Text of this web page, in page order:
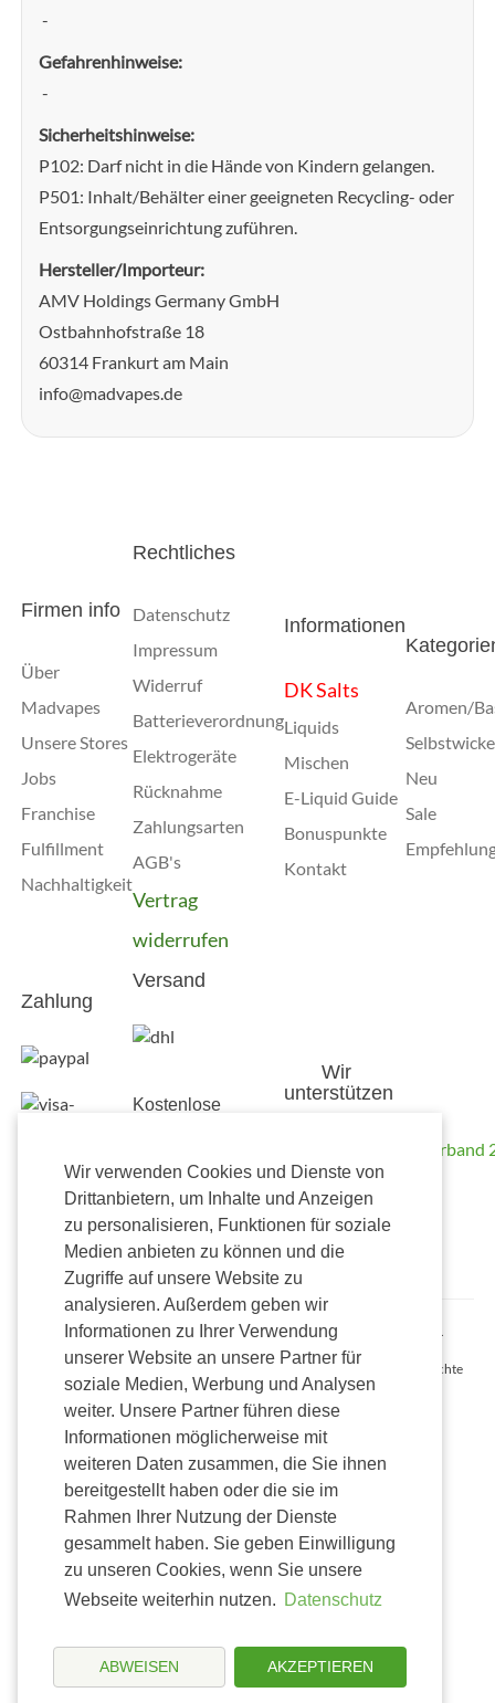
Wir verwenden Cookies und Dienste von
Drittanbietern, um Inhalte und Anzeigen
zu personalisieren, Funktionen für soziale
Medien anbieten zu können und die
Zugriffe auf unsere Website zu
analysieren. Außerdem geben wir
Informationen zu Ihrer Verwendung
unserer Website an unsere Partner für
soziale Medien, Werbung und Analysen
weiter. Unsere Partner führen diese
Informationen möglicherweise mit
weiteren Daten zusammen, die Sie ihnen
bereitgestellt haben oder die sie im
Rahmen Ihrer Nutzung der Dienste
gesammelt haben. Sie geben Einwilligung
zu unseren Cookies, wenn Sie unsere
Webseite weiterhin nutzen. Datenschutz
ABWEISEN AKZEPTIEREN
-
Gefahrenhinweise:
-
Sicherheitshinweise:
P102: Darf nicht in die Hände von Kindern gelangen.
P501: Inhalt/Behälter einer geeigneten Recycling- oder
Entsorgungseinrichtung zuführen.
Hersteller/Importeur:
AMV Holdings Germany GmbH
Ostbahnhofstraße 18
60314 Frankurt am Main
info@madvapes.de
Firmen info
Über
Madvapes
Unsere Stores
Jobs
Franchise
Fulfillment
Nachhaltigkeit
Rechtliches
Datenschutz
Impressum
Widerruf
Batterieverordnung
Elektrogeräte
Rücknahme
Zahlungsarten
AGB's
Vertrag
widerrufen
Informationen
DK Salts
Liquids
Mischen
E-Liquid Guide
Bonuspunkte
Kontakt
Aromen/
Neu
Sale
Zahlung
Versand
Kostenlose
Versendung nur
innerhalb
Deutschlands mit
Alterssichtprüfung
Wir
unterstützen
Alle Preise inkl. gesetzl. Mehrwertsteuer zzgl. Versandkosten und ggf.
Nachnahmegebühren, wenn nicht anders beschrieben.
Onlineshop Madvapes © 2026 AMV Holdings Germany GmbH. Alle Rechte
vorbehalten.